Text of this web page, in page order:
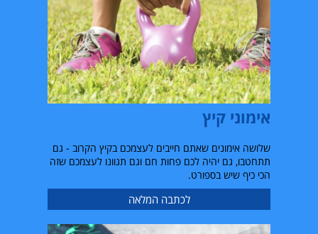
אימוני קיץ
שלושה אימונים שאתם חייבים לעצמכם בקיץ הקרוב - גם
תתחטבו, גם יהיה לכם פחות חם וגם תגוונו לעצמכם שזה
הכי כיף שיש בספורט.
לכתבה המלאה